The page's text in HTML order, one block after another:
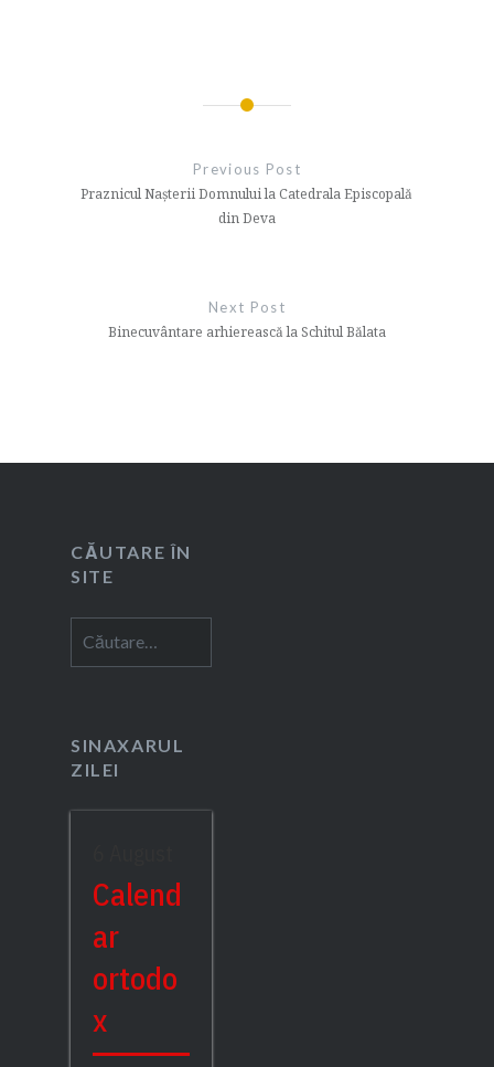
articole
Previous Post
Praznicul Nașterii Domnului la Catedrala Episcopală
din Deva
Next Post
Binecuvântare arhierească la Schitul Bălata
CĂUTARE ÎN
SITE
după:
SINAXARUL
ZILEI
Calend
ar
ortodo
x